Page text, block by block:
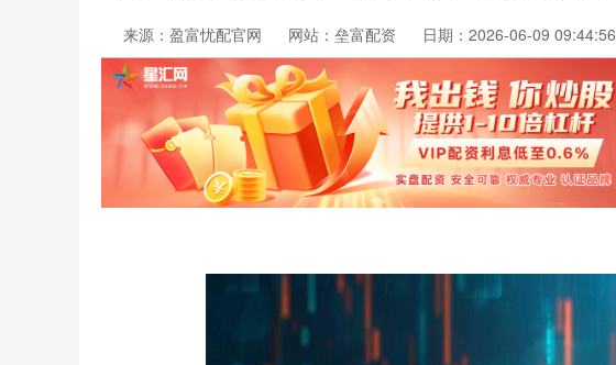
来源：盈富忧配官网 网站：垒富配资 日期：2026-06-09 09:44:56